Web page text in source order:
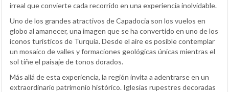
irreal que convierte cada recorrido en una experiencia inolvidable.
Uno de los grandes atractivos de Capadocia son los vuelos en
globo al amanecer, una imagen que se ha convertido en uno de los
iconos turísticos de Turquía. Desde el aire es posible contemplar
un mosaico de valles y formaciones geológicas únicas mientras el
sol tiñe el paisaje de tonos dorados.
Más allá de esta experiencia, la región invita a adentrarse en un
extraordinario patrimonio histórico. Iglesias rupestres decoradas